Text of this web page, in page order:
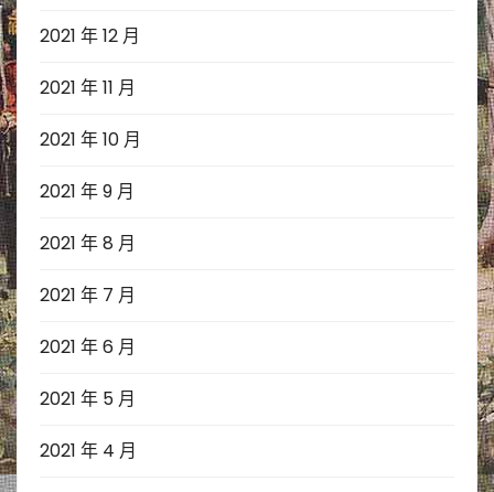
2021 年 12 月
2021 年 11 月
2021 年 10 月
2021 年 9 月
2021 年 8 月
2021 年 7 月
2021 年 6 月
2021 年 5 月
2021 年 4 月